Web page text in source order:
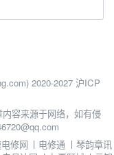
2020-2027 沪ICP
容来源于网络，如有侵
修网 丨 电修通 丨琴韵章讯